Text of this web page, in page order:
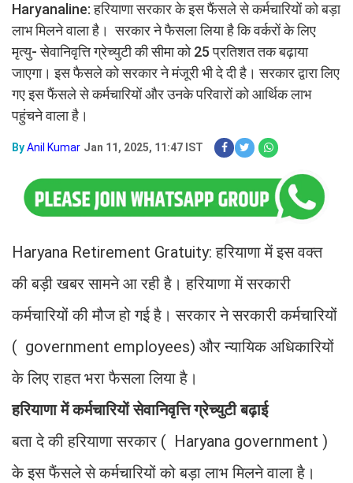
Haryanaline: हरियाणा सरकार के इस फैंसले से कर्मचारियों को बड़ा
लाभ मिलने वाला है। सरकार ने फैसला लिया है कि वर्करों के लिए
मृत्यु- सेवानिवृत्ति ग्रेच्युटी की सीमा को 25 प्रतिशत तक बढ़ाया
जाएगा। इस फैसले को सरकार ने मंजूरी भी दे दी है। सरकार द्वारा लिए
गए इस फैंसले से कर्मचारियों और उनके परिवारों को आर्थिक लाभ
पहुंचने वाला है।
ByAnil Kumar Jan 11, 2025, 11:47 IST
Haryana Retirement Gratuity: हरियाणा में इस वक्त
की बड़ी खबर सामने आ रही है। हरियाणा में सरकारी
कर्मचारियों की मौज हो गई है। सरकार ने सरकारी कर्मचारियों
( government employees) और न्यायिक अधिकारियों
के लिए राहत भरा फैसला लिया है।
हरियाणा में कर्मचारियों सेवानिवृत्ति ग्रेच्युटी बढ़ाई
बता दे की हरियाणा सरकार ( Haryana government )
के इस फैंसले से कर्मचारियों को बड़ा लाभ मिलने वाला है।